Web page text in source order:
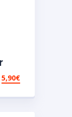
5,90€